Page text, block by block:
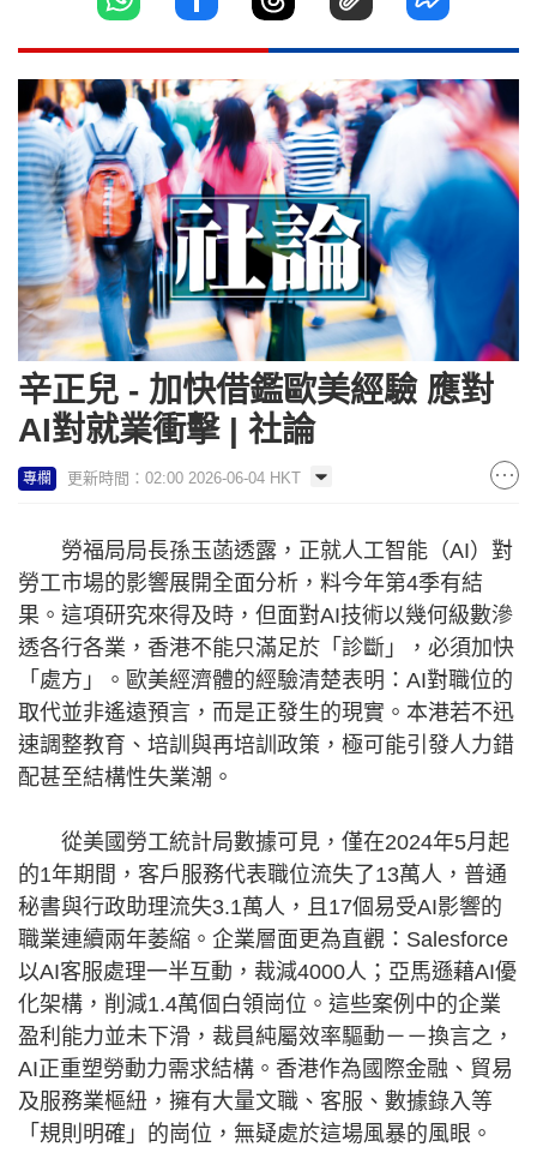
辛正兒 - 加快借鑑歐美經驗 應對
AI對就業衝擊 | 社論
專欄 更新時間：02:00 2026-06-04 HKT
勞福局局長孫玉菡透露，正就人工智能（AI）對
勞工市場的影響展開全面分析，料今年第4季有結
果。這項研究來得及時，但面對AI技術以幾何級數滲
透各行各業，香港不能只滿足於「診斷」，必須加快
「處方」。歐美經濟體的經驗清楚表明：AI對職位的
取代並非遙遠預言，而是正發生的現實。本港若不迅
速調整教育、培訓與再培訓政策，極可能引發人力錯
配甚至結構性失業潮。
從美國勞工統計局數據可見，僅在2024年5月起
的1年期間，客戶服務代表職位流失了13萬人，普通
秘書與行政助理流失3.1萬人，且17個易受AI影響的
職業連續兩年萎縮。企業層面更為直觀：Salesforce
以AI客服處理一半互動，裁減4000人；亞馬遜藉AI優
化架構，削減1.4萬個白領崗位。這些案例中的企業
盈利能力並未下滑，裁員純屬效率驅動－－換言之，
AI正重塑勞動力需求結構。香港作為國際金融、貿易
及服務業樞紐，擁有大量文職、客服、數據錄入等
「規則明確」的崗位，無疑處於這場風暴的風眼。